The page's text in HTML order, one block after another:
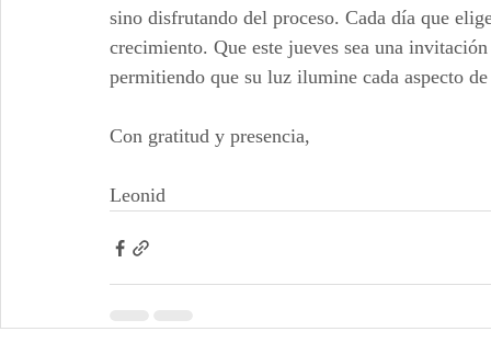
sino disfrutando del proceso. Cada día que
crecimiento. Que este jueves sea una
permitiendo que su luz ilumine cada aspecto
Con gratitud y presencia,
Leonid